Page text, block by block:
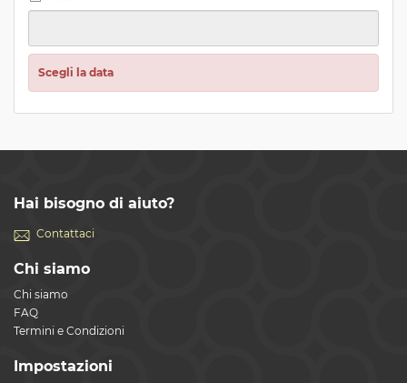
Scegli la data
Hai bisogno di aiuto?
Contattaci
Chi siamo
Chi siamo
FAQ
Termini e Condizioni
Impostazioni